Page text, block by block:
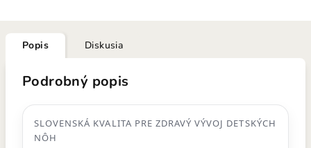
Popis Diskusia
Podrobný popis
SLOVENSKÁ KVALITA PRE ZDRAVÝ VÝVOJ DETSKÝCH
NÔH